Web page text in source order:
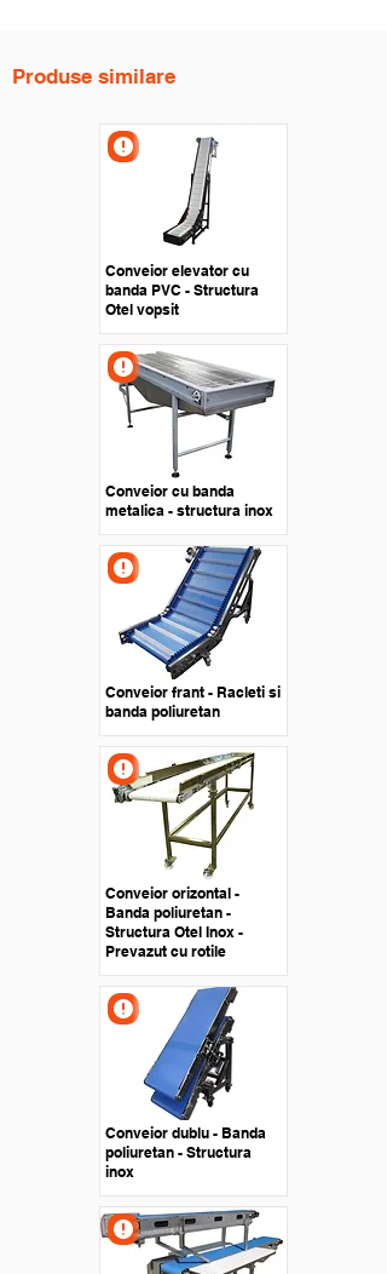
Produse similare
Conveior elevator cu
banda PVC - Structura
Otel vopsit
Conveior cu banda
metalica - structura inox
Conveior frant - Racleti si
banda poliuretan
Conveior orizontal -
Banda poliuretan -
Structura Otel Inox -
Prevazut cu rotile
Conveior dublu - Banda
poliuretan - Structura
inox